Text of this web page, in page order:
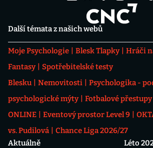
Další témata z našich webů
Moje Psychologie Blesk Tlapky Hráči
Fantasy
Spotřebitelské testy
Blesku
Nemovitosti
Psychologika -
psychologické mýty
Fotbalové přestupy
ONLINE
Eventový prostor Level 9
vs. Pudilová
Chance Liga 2026/27
Aktuálně
Léto